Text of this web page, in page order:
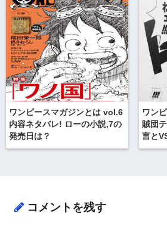
ワンピースマガジンとは vol.6
内容ネタバレ! ローの小説,7の
発売日は？
ワン
賊団
言と
コメントを残す